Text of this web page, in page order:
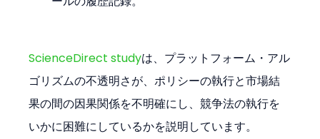
ScienceDirect studyは、プラットフォーム・アル
ゴリズムの不透明さが、ポリシーの執行と市場結
果の間の因果関係を不明確にし、競争法の執行を
いかに困難にしているかを説明しています。